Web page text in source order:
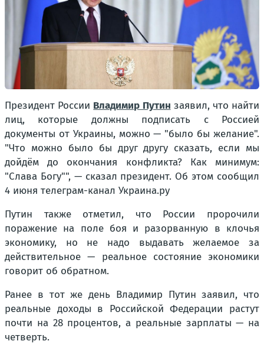
Президент России Владимир Путин заявил, что найти
лиц, которые должны подписать с Россией
документы от Украины, можно — "было бы желание".
"Что можно было бы друг другу сказать, если мы
дойдём до окончания конфликта? Как минимум:
"Слава Богу"", — сказал президент. Об этом сообщил
4 июня телеграм-канал Украина.ру
Путин также отметил, что России пророчили
поражение на поле боя и разорванную в клочья
экономику, но не надо выдавать желаемое за
действительное — реальное состояние экономики
говорит об обратном.
Ранее в тот же день Владимир Путин заявил, что
реальные доходы в Российской Федерации растут
почти на 28 процентов, а реальные зарплаты — на
четверть.